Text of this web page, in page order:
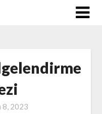
8, 2023